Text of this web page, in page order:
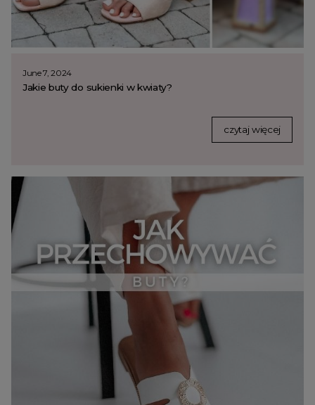
June 7, 2024
Jakie buty do sukienki w kwiaty?
czytaj więcej